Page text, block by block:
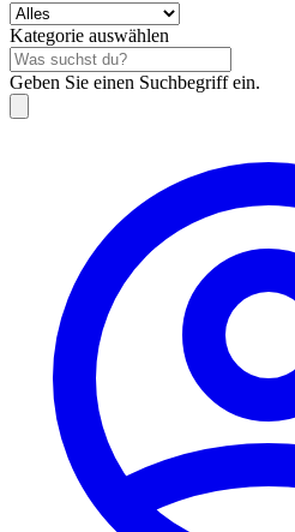
Kategorie auswählen
Geben Sie einen Suchbegriff ein.